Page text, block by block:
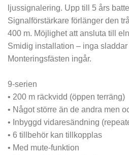
ljussignalering. Upp till 5 års
Signalförstärkare förlänger den
400 m. Möjlighet att ansluta till
Smidig installation – inga
Monteringsfästen ingår.
9-serien
• 200 m räckvidd (öppen terräng)
• Något större än de andra men
• Inbyggd vidaresändning
• 6 tillbehör kan tillkopplas
• Med mute-funktion